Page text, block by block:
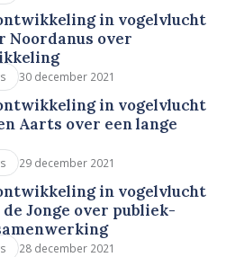
in vogelvlucht
Noordanus over
30 december 2021
in vogelvlucht
Aarts over een lange
29 december 2021
in vogelvlucht
Jonge over publiek-
28 december 2021